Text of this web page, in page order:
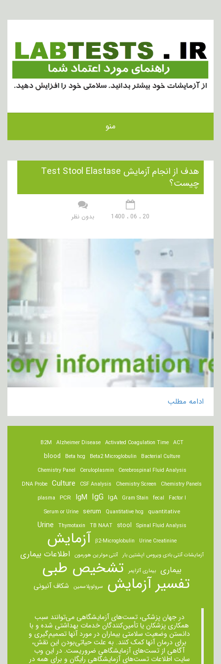
منو
هدف از انجام آزمایش Test Stool Elastase
چیست؟
20 ، 06 ، 1400 بدون نظر
ادامه مطلب
ACT
Activated Coagulation Time
Alzheimer Disease
B2M
Bacterial Culture
Beta2 Microglobulin
Beta hcg
blood
Cerebrospinal Fluid Analysis
Ceruloplasmin
Chemistry Panel
Chemistry Panels
Chemistry Screen
CSF Analysis
Culture
DNA Probe
Factor I
fecal
Gram Stain
IgA
IgG
IgM
PCR
plasma
quantitative
Quantitative hcg
serum
Serum or Urine
Spinal Fluid Analysis
stool
TB NAAT
Thymotaxin
Urine
Urine Creatinine
β2-Microglobulin آزمایش
آزمایشات آنتی بادی ویروس اپشتین بار آنتی مولرین هورمون اطلاعات بیماری
بیماری بیماری آلزایمر تشخیص طبی
تفسیر آزمایش سرولوپلاسمین شکاف آنیونی
در جهان پزشکی، تست‌های آزمایشگاهی می‌توانند سبب
همکاری پزشکان یا تأمین‌کنندگان خدمات بهداشتی شده و با
دانستن وضعیت سلامتی بیماران در مورد آنها تصمیم‌گیری و
برای درمان ‌آنها کمک کنند. به علت حیاتی‌بودن این نقش،
آگاهی از تست‌های آزمایشگاهی ضروریست. در این وب
سایت اطلاعات تست‌های آزمایشگاهی رایگان و برای همه در